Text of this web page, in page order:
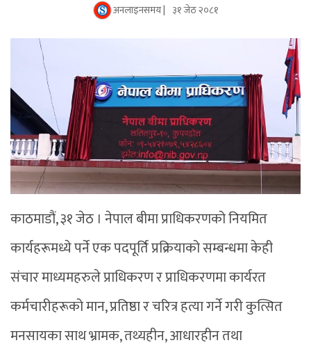
अनलाइनसमय | ३१ जेठ २०८१
काठमाडौं, ३१ जेठ । नेपाल बीमा प्राधिकरणको नियमित
कार्यहरूमध्ये पर्ने एक पदपूर्ति प्रक्रियाको सम्बन्धमा केही
संचार माध्यमहरुले प्राधिकरण र प्राधिकरणमा कार्यरत
कर्मचारीहरूको मान, प्रतिष्ठा र चरित्र हत्या गर्ने गरी कुत्सित
मनसायका साथ भ्रामक, तथ्यहीन, आधारहीन तथा